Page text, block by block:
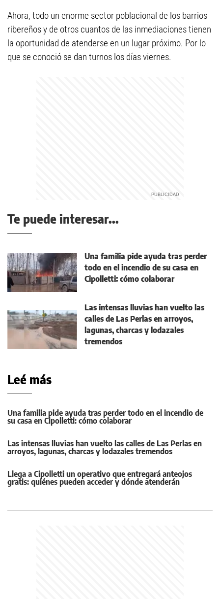
Ahora, todo un enorme sector poblacional de los barrios
ribereños y de otros cuantos de las inmediaciones tienen
la oportunidad de atenderse en un lugar próximo. Por lo
que se conoció se dan turnos los días viernes.
Te puede interesar...
Una familia pide ayuda tras perder
todo en el incendio de su casa en
Cipolletti: cómo colaborar
Las intensas lluvias han vuelto las
calles de Las Perlas en arroyos,
lagunas, charcas y lodazales
tremendos
Leé más
Una familia pide ayuda tras perder todo en el incendio de
su casa en Cipolletti: cómo colaborar
Las intensas lluvias han vuelto las calles de Las Perlas en
arroyos, lagunas, charcas y lodazales tremendos
Llega a Cipolletti un operativo que entregará anteojos
gratis: quiénes pueden acceder y dónde atenderán